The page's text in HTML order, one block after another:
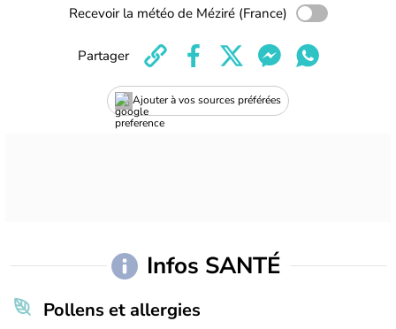
Recevoir la météo de Méziré (France)
Ajouter à vos sources préférées
Partager
Infos SANTÉ
Pollens et allergies